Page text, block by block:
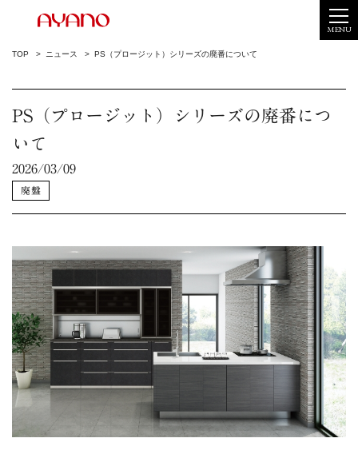
MENU
TOP ニュース PS（プロージット）シリーズの廃番について
PS（プロージット）シリーズの廃番につ
いて
2026/03/09
廃盤